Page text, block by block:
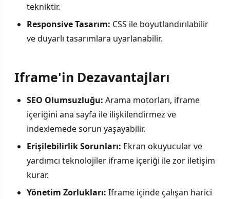
tekniktir.
Responsive Tasarım: CSS ile boyutlandırılabilir
ve duyarlı tasarımlara uyarlanabilir.
Iframe'in Dezavantajları
SEO Olumsuzluğu: Arama motorları, iframe
içeriğini ana sayfa ile ilişkilendirmez ve
indexlemede sorun yaşayabilir.
Erişilebilirlik Sorunları: Ekran okuyucular ve
yardımcı teknolojiler iframe içeriği ile zor iletişim
kurar.
Yönetim Zorlukları: Iframe içinde çalışan harici